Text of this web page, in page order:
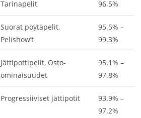
Tarinapelit 96.5%
Suorat pöytäpelit,
Pelishow’t
95.5% –
99.3%
Jättipottipelit, Osto-
ominaisuudet
95.1% –
97.8%
Progressiiviset jättipotit
93.9% –
97.2%